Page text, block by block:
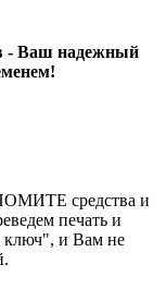
- Ваш надежный
средства и
печать и
ключ", и Вам не